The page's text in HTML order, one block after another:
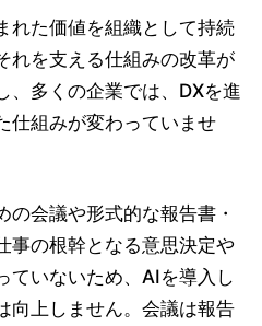
た価値を組織として持続
れを支える仕組みの改革が
、多くの企業では、DXを進
仕組みが変わっていませ
会議や形式的な報告書・
事の根幹となる意思決定や
ていないため、AIを導入し
向上しません。会議は報告